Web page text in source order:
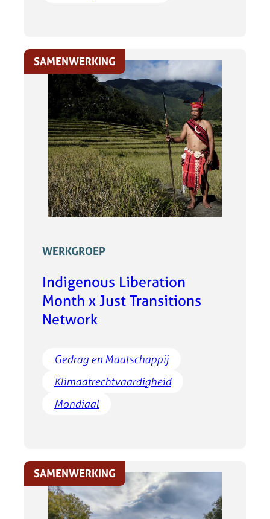
SAMENWERKING
WERKGROEP
Indigenous Liberation
Month x Just Transitions
Network
Gedrag en Maatschappij
Klimaatrechtvaardigheid
Mondiaal
SAMENWERKING